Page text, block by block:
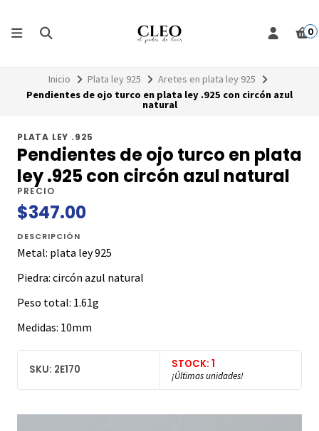
0
Inicio Plata ley 925
Aretes en plata ley 925
Pendientes de ojo turco en plata ley .925 con circón azul
natural
PLATA LEY .925
Pendientes de ojo turco en plata
ley .925 con circón azul natural
PRECIO
$347.00
DESCRIPCIÓN
Metal: plata ley 925
Piedra: circón azul natural
Peso total: 1.61g
Medidas: 10mm
SKU: 2E170 STOCK: 1
¡Últimas unidades!